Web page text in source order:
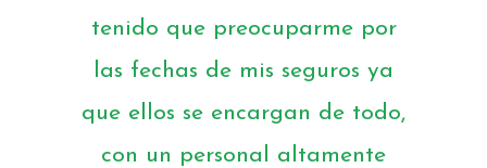
tenido que preocuparme por
las fechas de mis seguros ya
que ellos se encargan de todo,
con un personal altamente